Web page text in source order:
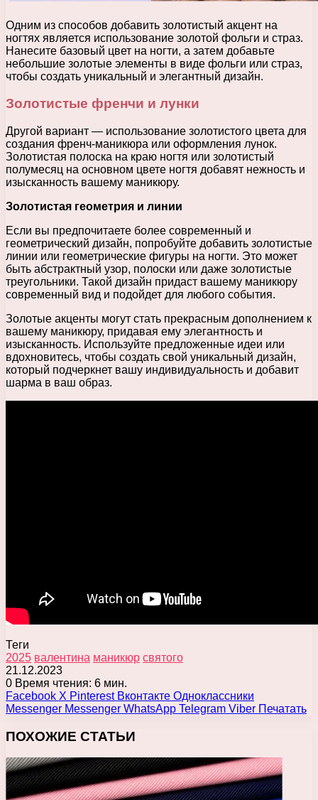
Одним из способов добавить золотистый акцент на
ногтях является использование золотой фольги и страз.
Нанесите базовый цвет на ногти, а затем добавьте
небольшие золотые элементы в виде фольги или страз,
чтобы создать уникальный и элегантный дизайн.
Золотистые френчи и лунки
Другой вариант — использование золотистого цвета для
создания френч-маникюра или оформления лунок.
Золотистая полоска на краю ногтя или золотистый
полумесяц на основном цвете ногтя добавят нежность и
изысканность вашему маникюру.
Золотистая геометрия и линии
Если вы предпочитаете более современный и
геометрический дизайн, попробуйте добавить золотистые
линии или геометрические фигуры на ногти. Это может
быть абстрактный узор, полоски или даже золотистые
треугольники. Такой дизайн придаст вашему маникюру
современный вид и подойдет для любого события.
Золотые акценты могут стать прекрасным дополнением к
вашему маникюру, придавая ему элегантность и
изысканность. Используйте предложенные идеи или
вдохновитесь, чтобы создать свой уникальный дизайн,
который подчеркнет вашу индивидуальность и добавит
шарма в ваш образ.
Теги
2025 валентина маникюр святого
21.12.2023
0 Время чтения: 6 мин.
Facebook X Pinterest Вконтакте Одноклассники
Messenger Messenger WhatsApp Telegram Viber Печатать
ПОХОЖИЕ СТАТЬИ